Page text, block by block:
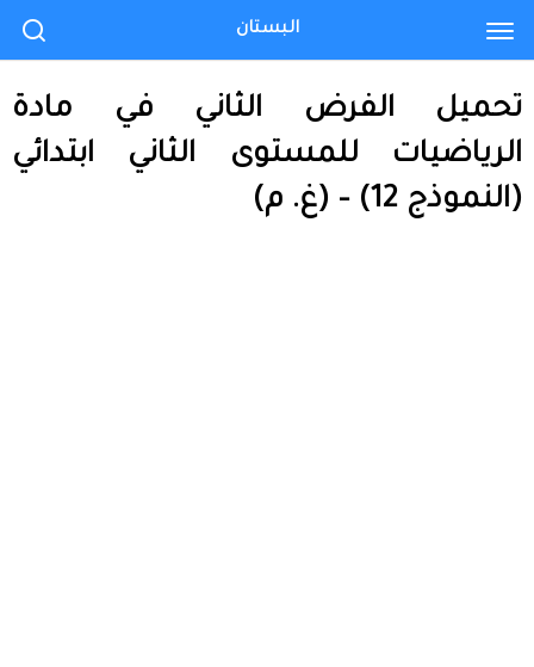
تحميل الفرض الثاني في مادة
الرياضيات للمستوى الثاني ابتدائي
(النموذج 12) – (غ. م)
البستان